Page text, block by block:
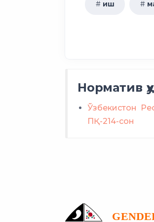
малака
иш
Норматив
Ўзбекистон
ПҚ-214-сон